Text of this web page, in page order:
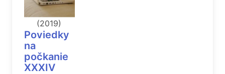
(2019)
Poviedky
na
počkanie
XXXIV